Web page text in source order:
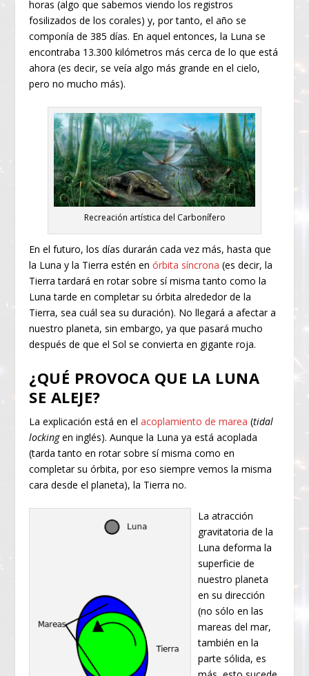
horas (algo que sabemos viendo los registros
fosilizados de los corales) y, por tanto, el año se
componía de 385 días. En aquel entonces, la Luna se
encontraba 13.300 kilómetros más cerca de lo que está
ahora (es decir, se veía algo más grande en el cielo,
pero no mucho más).
Recreación artística del Carbonífero
En el futuro, los días durarán cada vez más, hasta que
la Luna y la Tierra estén enórbita síncrona (es decir, la
Tierra tardará en rotar sobre sí misma tanto como la
Luna tarde en completar su órbita alrededor de la
Tierra, sea cuál sea su duración). No llegará a afectar a
nuestro planeta, sin embargo, ya que pasará mucho
después de que el Sol se convierta en gigante roja.
¿QUÉ PROVOCA QUE LA LUNA
SE ALEJE?
La explicación está en elacoplamiento de marea (tidal
lockingen inglés). Aunque la Luna ya está acoplada
(tarda tanto en rotar sobre sí misma como en
completar su órbita, por eso siempre vemos la misma
cara desde el planeta), la Tierra no.
La atracción
gravitatoria de la
Luna deforma la
superficie de
nuestro planeta
en su dirección
(no sólo en las
mareas del mar,
también en la
parte sólida, es